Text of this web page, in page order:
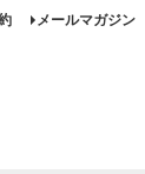
メールマガジン